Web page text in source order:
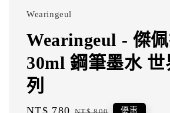
Wearingeul
Wearingeul - 傑
30ml 鋼筆墨水
列
Sale
NT$ 780 Regular
優惠